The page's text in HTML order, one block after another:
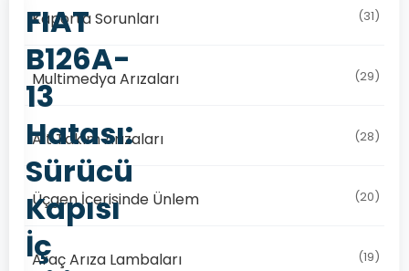
FIAT
B126A-
13
Hatası:
Sürücü
Kapısı
İç
Kaporta Sorunları (31)
Multimedya Arızaları (29)
Alt Takım Arızaları (28)
Üçgen İçerisinde Ünlem (20)
Araç Arıza Lambaları (19)